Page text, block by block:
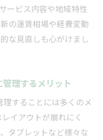
ービス内容や地域特性
の運賃相場や経費変動
な見直しも心がけまし
理するメリット
理することには多くのメ
レイアウトが崩れにく
タブレットなど様々な